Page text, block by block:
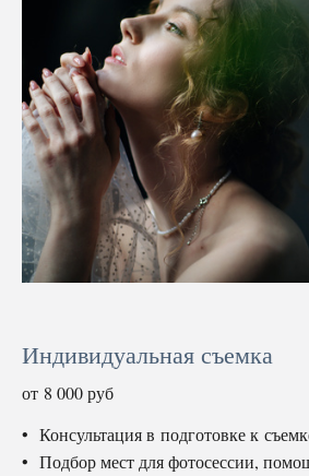
Индивидуальная съемка
от 8 000 руб
Консультация в подготовке к
Подбор мест для фотосессии,